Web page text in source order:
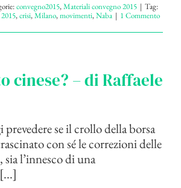
convegno2015,Materiali convegno 2015 | Tag:
,crisi,Milano,movimenti,Naba | 1 Commento
cinese? – di Raffaele
se il crollo della borsa
con sé le correzioni delle
l’innesco di una